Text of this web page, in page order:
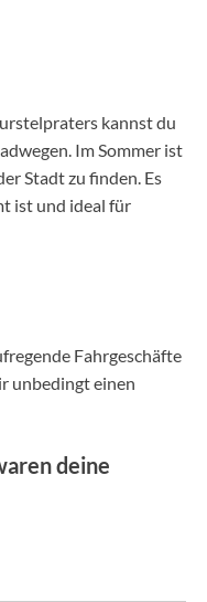
kannst du
Im Sommer ist
Stadt zu finden. Es
ist und ideal für
Fahrgeschäfte
unbedingt einen
deine